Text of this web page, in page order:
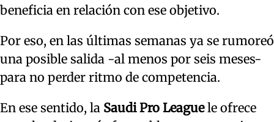
beneficia en relación con ese objetivo.
Por eso, en las últimas semanas ya se rumoreó
una posible salida -al menos por seis meses-
para no perder ritmo de competencia.
En ese sentido, la Saudi Pro Leaguele ofrece